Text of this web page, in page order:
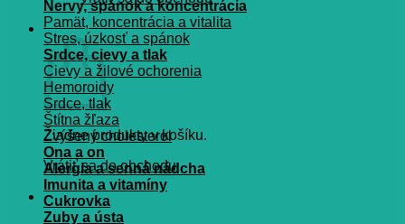
Košík
Žiadne produkty v košíku.
Vrátiť sa do obchodu
Nervy, spánok a koncentrácia
Pamät, koncentrácia a vitalita
Stres, úzkosť a spánok
Srdce, cievy a tlak
Cievy a žilové ochorenia
Hemoroidy
Srdce, tlak
Štítna žľaza
Zvýšený cholesterol
Ona a on
Alergia a senná nádcha
Imunita a vitamíny
Cukrovka
Zuby a ústa